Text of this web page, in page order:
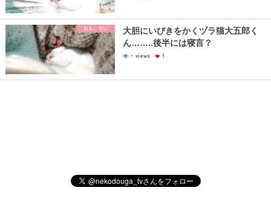
おもしろい
大胆にいびきをかくヅラ猫大五郎く
ん……..後半には寝言？
- views 1